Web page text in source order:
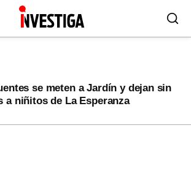
se meten a Jardín y dejan sin
a niñitos de La Esperanza